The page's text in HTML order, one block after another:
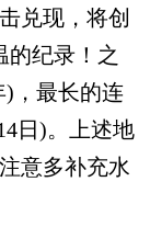
兑现，将创
的纪录！之
)，最长的连
日)。上述地
意多补充水